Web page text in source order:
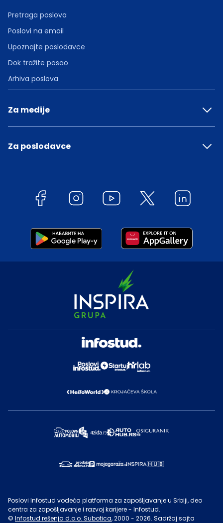
Pretraga poslova
Poslovi na email
Upoznajte poslodavce
Dok tražite posao
Arhiva poslova
Za medije
Za poslodavce
Poslovi Infostud vodeća platforma za zapošljavanje u Srbiji, deo
centra za zapošljavanje i razvoj karijere - Infostud.
© Infostud rešenja d.o.o. Subotica, 2000 - 2026. Sadržaj sajta